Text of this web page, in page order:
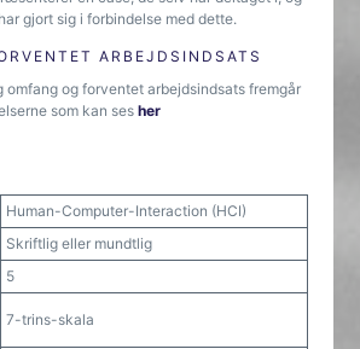
gjort sig i forbindelse med dette.
ARBEJDSINDSATS
omfang og forventet arbejdsindsats fremgår
som kan sesher
Human-Computer-Interaction (HCI)
Skriftlig eller mundtlig
5
7-trins-skala